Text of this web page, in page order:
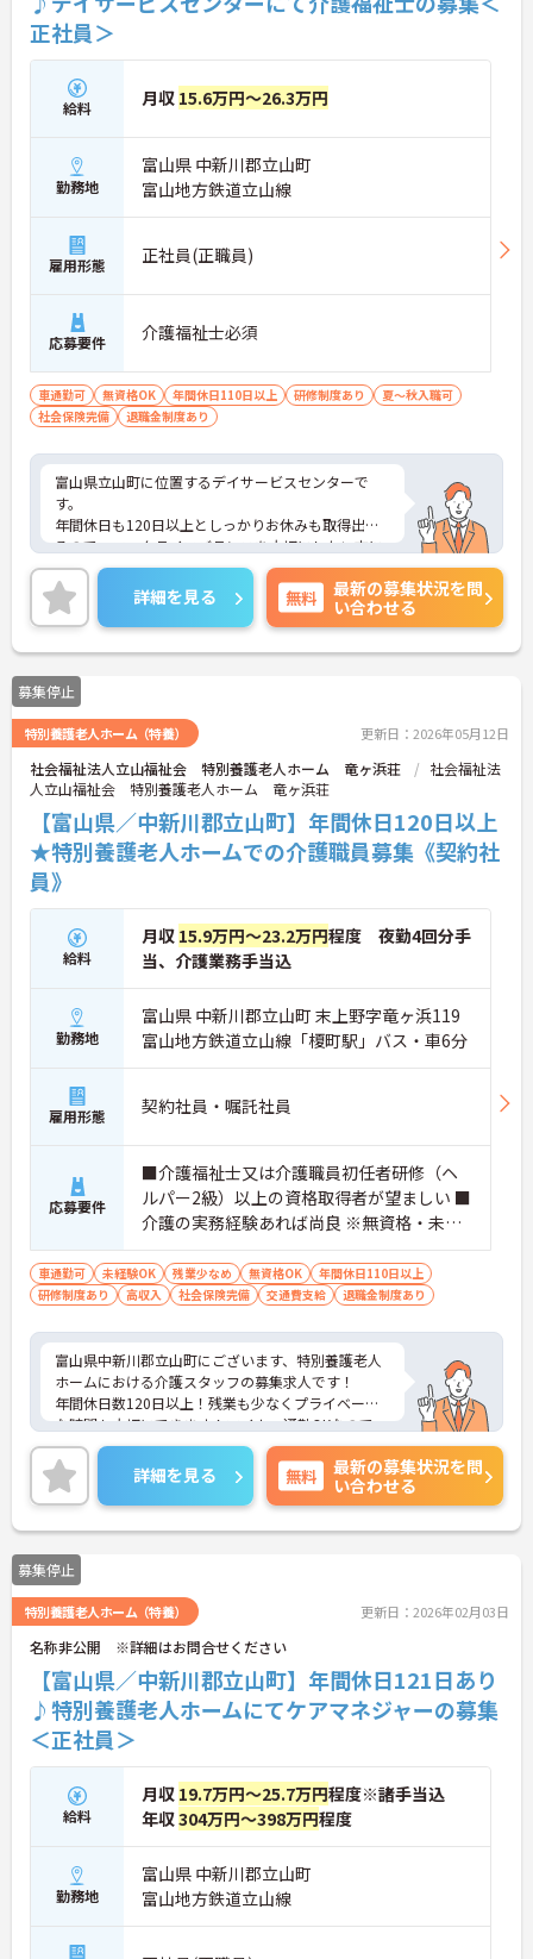
正社員＞
給料 月収 15.6万円～26.3万円
勤務地
富山県 中新川郡立山町
富山地方鉄道立山線
雇用形態 正社員(正職員)
応募要件 介護福祉士必須
車通勤可 無資格OK 年間休日110日以上 研修制度あり
夏～秋入職可
社会保険完備
退職金制度あり
富山県立山町に位置するデイサービスセンターで
す。
年間休日も120日以上としっかりお休みも取得出来
るので、ワークライフバランスを大切にしたい方に
オススメです。
マイカー通勤可能なので行き帰りがスムーズです。
ご興味をお持ちの方はお気軽にお問い合わせくださ
い。
詳細を見る 無料
最新の募集状況を問
い合わせる
募集停止
特別養護老人ホーム（特養） 更新日：2026年05月12日
社会福祉法人立山福祉会 特別養護老人ホーム 竜ヶ浜荘
社会福祉法
人立山福祉会 特別養護老人ホーム 竜ヶ浜荘
【富山県／中新川郡立山町】年間休日120日以上
★特別養護老人ホームでの介護職員募集《契約社
員》
給料
月収 15.9万円～23.2万円程度 夜勤4回分手
当、介護業務手当込
勤務地
富山県 中新川郡立山町 末上野字竜ヶ浜119
富山地方鉄道立山線「榎町駅」バス・車6分
雇用形態 契約社員・嘱託社員
応募要件
■介護福祉士又は介護職員初任者研修（ヘ
ルパー2級）以上の資格取得者が望ましい ■
介護の実務経験あれば尚良 ※無資格・未経
験応相談
車通勤可 未経験OK 残業少なめ 無資格OK
年間休日110日以上
研修制度あり
高収入 社会保険完備 交通費支給 退職金制度あり
富山県中新川郡立山町にございます、特別養護老人
ホームにおける介護スタッフの募集求人です！
年間休日数120日以上！残業も少なくプライベート
な時間も大切にできます！マイカー通勤OKなので、
通勤も楽々です♪
ご興味ある方には、面接のポイントなど、さらに詳
細をお話致しますのでお気軽にご相談ください。
詳細を見る 無料
最新の募集状況を問
い合わせる
募集停止
特別養護老人ホーム（特養） 更新日：2026年02月03日
名称非公開 ※詳細はお問合せください
【富山県／中新川郡立山町】年間休日121日あり
♪特別養護老人ホームにてケアマネジャーの募集
＜正社員＞
給料
月収 19.7万円～25.7万円程度※諸手当込
年収304万円～398万円程度
勤務地
富山県 中新川郡立山町
富山地方鉄道立山線